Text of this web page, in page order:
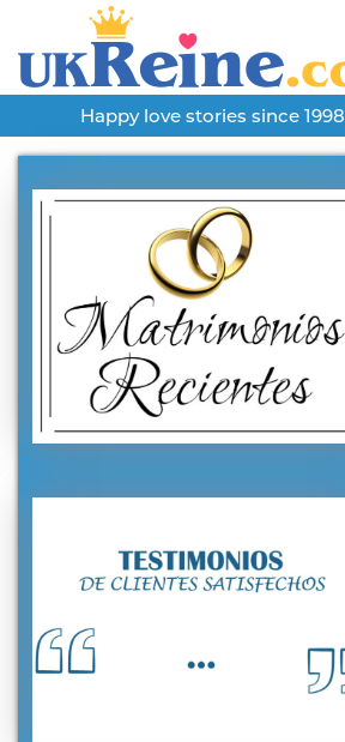
Happy love stories since 1998